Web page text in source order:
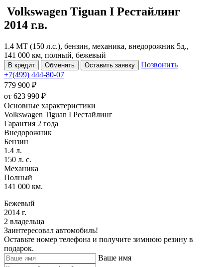
Volkswagen Tiguan I Рестайлинг
2014 г.в.
1.4 MT (150 л.с.), бензин, механика, внедорожник 5д.,
141 000 км, полный, бежевый
В кредит Обменять Оставить заявку
Позвонить
+7(499) 444-80-07
779 900 ₽
от 623 990 ₽
Основные характеристики
Volkswagen Tiguan I Рестайлинг
Гарантия 2 года
Внедорожник
Бензин
1.4 л.
150 л. с.
Механика
Полный
141 000 км.
Бежевый
2014 г.
2 владельца
Заинтересовал автомобиль!
Оставьте номер телефона и получите зимнюю резину в
подарок.
Ваше имя